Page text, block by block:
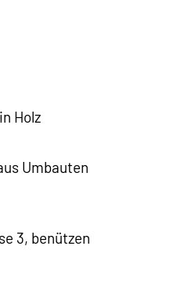
Holz
Umbauten
3, benützen